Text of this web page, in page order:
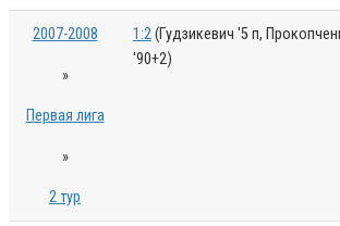
2007-2008
»
Первая лига
»
2 тур
1:2(Гудзикевич '5 п,
'90+2)